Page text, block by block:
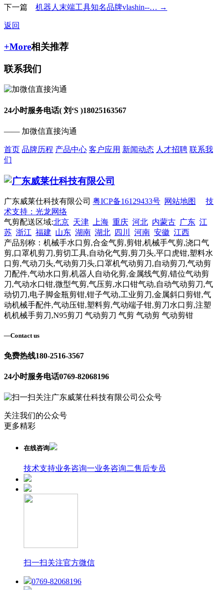
下一篇 机器人末端工具知名品牌vlashin--… →
返回
+More相关推荐
联系我们
24小时服务电话( 刘‘S )18025163567
—— 加微信直接沟通
首页 品牌历程 产品中心 客户应用 新闻动态 人才招聘 联系我
们
广东威莱仕科技有限公司 粤ICP备16129433号 网站地图
技
术支持：光龙网络
气剪配送区域:北京 天津 上海 重庆 河北 内蒙古 广东 江
苏 浙江 福建 山东 湖南 湖北 四川 河南 安徽 江西
产品别称：机械手水口剪,合金气剪,剪钳,机械手气剪,浇口气
剪,口罩机剪刀,剪切工具,自动化气剪,剪刀头,平口虎钳,塑料水
口剪,气动刀头,气动剪刀头,口罩机气动剪刀,自动剪刀,气动剪
刀配件,气动水口剪,机器人自动化剪,金属线气剪,错位气动剪
刀,气动水口钳,微型气剪,气压剪,水口钳气动,自动气动剪刀,气
动切刀,电子脚金瓶剪钳,钳子气动,工业剪刀,金属斜口剪钳,气
动机械手配件,气动压钳,塑料剪,气动端子钳,剪刀水口剪,注塑
机机械手剪刀,N95剪刀 气动剪刀 气剪 气动剪 气动剪钳
—Contact us
免费热线180-2516-3567
24小时服务电话0769-82068196
关注我们的公众号
更多精彩
在线咨询
技术支持业务咨询一业务咨询二售后专员
扫一扫关注官方微信
0769-82068196